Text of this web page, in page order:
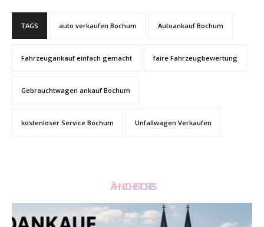
TAGS auto verkaufen Bochum Autoankauf Bochum
Fahrzeugankauf einfach gemacht faire Fahrzeugbewertung
Gebrauchtwagen ankauf Bochum
kostenloser Service Bochum Unfallwagen Verkaufen
ÄHNLICHE STORIES